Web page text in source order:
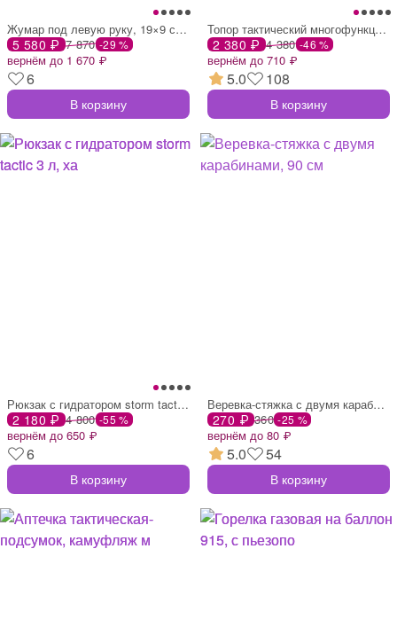
Жумар под левую руку, 19×9 см, красный
5 580 ₽ 7 870 -29 %
вернём до 1 670 ₽
6
В корзину
Топор тактический многофункциональный
2 380 ₽ 4 380 -46 %
вернём до 710 ₽
5.0 108
В корзину
Рюкзак с гидратором storm tactic 3 л, ха
2 180 ₽ 4 800 -55 %
вернём до 650 ₽
6
В корзину
Веревка-стяжка с двумя карабинами, 90 см
270 ₽ 360 -25 %
вернём до 80 ₽
5.0 54
В корзину